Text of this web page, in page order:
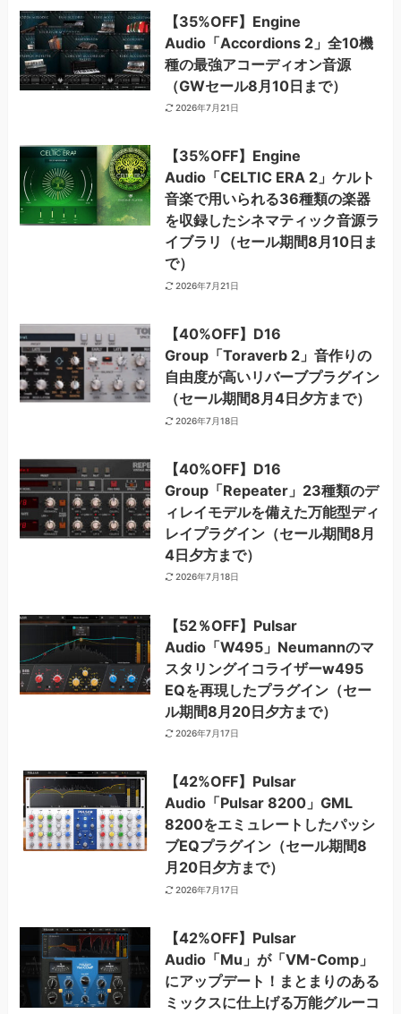
【35%OFF】Engine
Audio「Accordions 2」全10機
種の最強アコーディオン音源
（GWセール8月10日まで）
2026年7月21日
【35%OFF】Engine
Audio「CELTIC ERA 2」ケルト
音楽で用いられる36種類の楽器
を収録したシネマティック音源ラ
イブラリ（セール期間8月10日ま
で）
2026年7月21日
【40%OFF】D16
Group「Toraverb 2」音作りの
自由度が高いリバーブプラグイン
（セール期間8月4日夕方まで）
2026年7月18日
【40%OFF】D16
Group「Repeater」23種類のデ
ィレイモデルを備えた万能型ディ
レイプラグイン（セール期間8月
4日夕方まで）
2026年7月18日
【52％OFF】Pulsar
Audio「W495」Neumannのマ
スタリングイコライザーw495
EQを再現したプラグイン（セー
ル期間8月20日夕方まで）
2026年7月17日
【42%OFF】Pulsar
Audio「Pulsar 8200」GML
8200をエミュレートしたパッシ
ブEQプラグイン（セール期間8
月20日夕方まで）
2026年7月17日
【42%OFF】Pulsar
Audio「Mu」が「VM-Comp」
にアップデート！まとまりのある
ミックスに仕上げる万能グルーコ